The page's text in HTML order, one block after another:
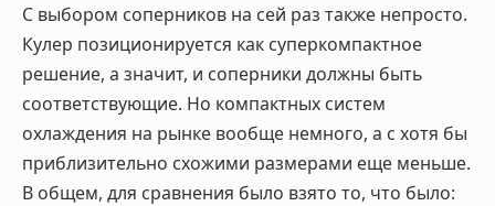
С выбором соперников на сей раз также непросто.
Кулер позиционируется как суперкомпактное
решение, а значит, и соперники должны быть
соответствующие. Но компактных систем
охлаждения на рынке вообще немного, а с хотя бы
приблизительно схожими размерами еще меньше.
В общем, для сравнения было взято то, что было: